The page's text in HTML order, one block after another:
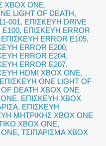
XBOX ONE,
LIGHT OF DEATH,
001, ΕΠΙΣΚΕΥΗ DRIVE
, ΕΠΙΣΚΕΥΗ ERROR
ΕΠΙΣΚΕΥΗ ERROR E105,
ERROR E200,
ERROR E204,
ERROR E207,
HDMI XBOX ONE,
ΕΠΙΣΚΕΥΗ ONE LIGHT OF
DEATH XBOX ONE
, ΕΠΙΣΚΕΥΗ XBOX
, ΕΠΙΣΚΕΥΗ
ΜΗΤΡΙΚΗΣ XBOX ONE
XBOX ONE,
,ΤΣΙΠΑΡΙΣΜΑ XBOX